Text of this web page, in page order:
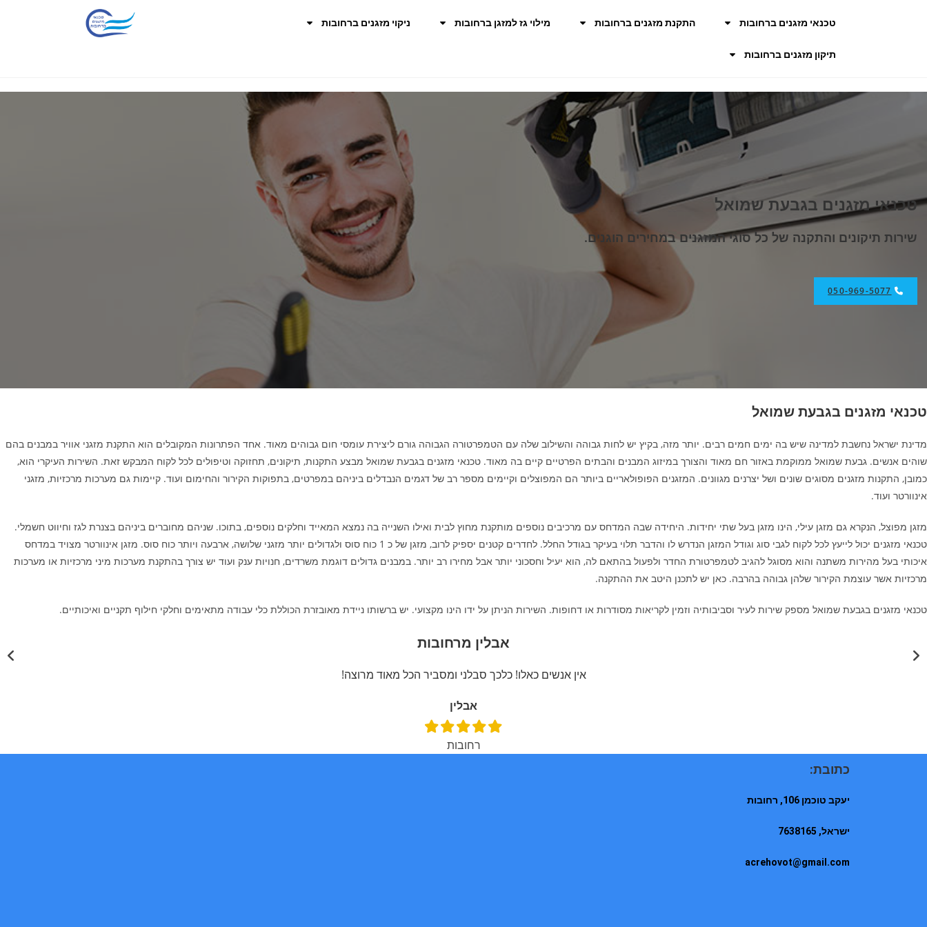
טכנאי מזגנים ברחובות התקנת מזגנים ברחובות מילוי גז למזגן ברחובות ניקוי מזגנים ברחובות
תיקון מזגנים ברחובות
טכנאי מזגנים בגבעת שמואל
שירות תיקונים והתקנה של כל סוגי המזגנים במחירים הוגנים.
050-969-5077
טכנאי מזגנים בגבעת שמואל
מדינת ישראל נחשבת למדינה שיש בה ימים חמים רבים. יותר מזה, בקיץ יש לחות גבוהה והשילוב שלה עם הטמפרטורה הגבוהה גורם ליצירת עומסי חום גבוהים מאוד. אחד הפתרונות המקובלים הוא התקנת מזגני אוויר במבנים בהם
שוהים אנשים. גבעת שמואל ממוקמת באזור חם מאוד והצורך במיזוג המבנים והבתים הפרטיים קיים בה מאוד. טכנאי מזגנים בגבעת שמואל מבצע התקנות, תיקונים, תחזוקה וטיפולים לכל לקוח המבקש זאת. השירות העיקרי הוא,
כמובן, התקנות מזגנים מסוגים שונים ושל יצרנים מגוונים. המזגנים הפופולאריים ביותר הם המפוצלים וקיימים מספר רב של דגמים הנבדלים ביניהם במפרטים, בתפוקות הקירור והחימום ועוד. קיימות גם מערכות מרכזיות, מזגני
אינוורטר ועוד.
מזגן מפוצל, הנקרא גם מזגן עילי, הינו מזגן בעל שתי יחידות. היחידה שבה המדחס עם מרכיבים נוספים מותקנת מחוץ לבית ואילו השנייה בה נמצא המאייד וחלקים נוספים, בתוכו. שניהם מחוברים ביניהם בצנרת לגז וחיווט חשמלי.
טכנאי מזגנים יכול לייעץ לכל לקוח לגבי סוג וגודל המזגן הנדרש לו והדבר תלוי בעיקר בגודל החלל. לחדרים קטנים יספיק לרוב, מזגן של כ 1 כוח סוס ולגדולים יותר מזגני שלושה, ארבעה ויותר כוח סוס. מזגן אינוורטר מצויד במדחס
איכותי בעל מהירות משתנה והוא מסוגל להגיב לטמפרטורת החדר ולפעול בהתאם לה, הוא יעיל וחסכוני יותר אבל מחירו רב יותר. במבנים גדולים דוגמת משרדים, חנויות ענק ועוד יש צורך בהתקנת מערכות מיני מרכזיות או מערכות
מרכזיות אשר עוצמת הקירור שלהן גבוהה בהרבה. כאן יש לתכנן היטב את ההתקנה.
טכנאי מזגנים בגבעת שמואל מספק שירות לעיר וסביבותיה וזמין לקריאות מסודרות או דחופות. השירות הניתן על ידו הינו מקצועי. יש ברשותו ניידת מאובזרת הכוללת כלי עבודה מתאימים וחלקי חילוף תקניים ואיכותיים.
אבלין מרחובות
אין אנשים כאלו! כלכך סבלני ומסביר הכל מאוד מרוצה!
אבלין
רחובות
כתובת:
יעקב טוכמן 106, רחובות
ישראל, 7638165
acrehovot@gmail.com